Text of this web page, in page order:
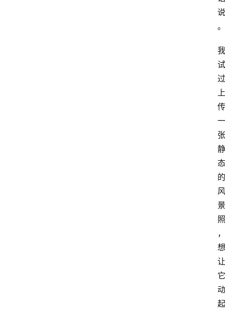
说
。
我
试
过
上
传
一
张
静
态
的
风
景
照
，
想
让
它
动
起